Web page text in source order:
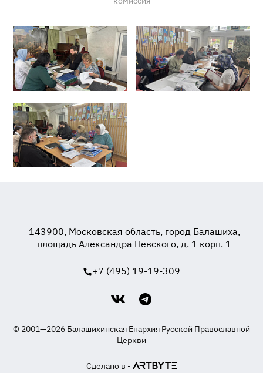
143900, Московская область, город Балашиха,
площадь Александра Невского, д. 1 корп. 1
+7 (495) 19-19-309
© 2001—2026 Балашихинская Епархия Русской Православной
Церкви
Сделано в -